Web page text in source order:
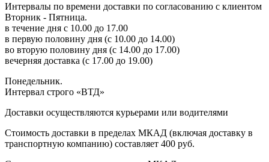
Интервалы по времени доставки по согласованию с клиентом
Вторник - Пятница.
в течение дня с 10.00 до 17.00
в первую половину дня (с 10.00 до 14.00)
во вторую половину дня (с 14.00 до 17.00)
вечерняя доставка (с 17.00 до 19.00)
Понедельник.
Интервал строго «ВТД»
Доставки осуществляются курьерами или водителями
Стоимость доставки в пределах МКАД (включая доставку в
транспортную компанию) составляет 400 руб.